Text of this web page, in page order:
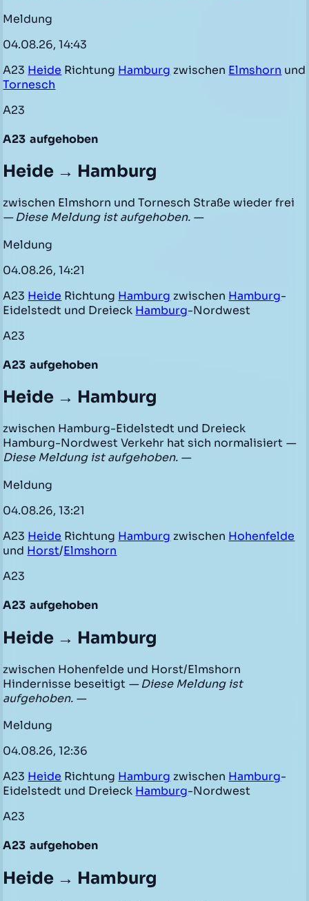
Meldung
04.08.26, 14:43
A23 Heide Richtung Hamburg zwischen Elmshorn und
Tornesch
A23
A23 aufgehoben
Heide → Hamburg
zwischen Elmshorn und Tornesch Straße wieder frei
— Diese Meldung ist aufgehoben. —
Meldung
04.08.26, 14:21
A23 Heide Richtung Hamburg zwischen Hamburg-
Eidelstedt und Dreieck Hamburg-Nordwest
A23
A23 aufgehoben
Heide → Hamburg
zwischen Hamburg-Eidelstedt und Dreieck
Hamburg-Nordwest Verkehr hat sich normalisiert —
Diese Meldung ist aufgehoben. —
Meldung
04.08.26, 13:21
A23 Heide Richtung Hamburg zwischen Hohenfelde
und Horst/Elmshorn
A23
A23 aufgehoben
Heide → Hamburg
zwischen Hohenfelde und Horst/Elmshorn
Hindernisse beseitigt — Diese Meldung ist
aufgehoben. —
Meldung
04.08.26, 12:36
A23 Heide Richtung Hamburg zwischen Hamburg-
Eidelstedt und Dreieck Hamburg-Nordwest
A23
A23 aufgehoben
Heide → Hamburg